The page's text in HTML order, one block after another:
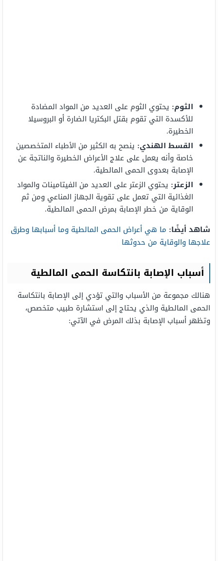
الثوم: يحتوي الثوم على العديد من المواد المضادة
للأكسدة التي تقوم بقتل البكتريا الضارة أو البروسيلا
الخطيرة.
القسط الهندي: ينصح به الكثير من الأطباء المتخصصين
خاصة وأنه يعمل على علاج الأعراض الخطيرة والناتجة عن
الإصابة بعدوى الحمى المالطية.
الزعتر: يحتوي الزعتر على العديد من الفيتامينات والمواد
الغذائية التي تعمل على تقوية الجهاز المناعي ومن ثم
الوقاية من خطر الإصابة بمرض الحمى المالطية.
شاهد أيضًا: ما هي أعراض الحمى المالطية وما أسبابها وطرق
علاجها والوقاية من حدوثها
أسباب الإصابة بانتكاسة الحمى المالطية
هنالك مجموعة من الأسباب والتي تؤدي إلى الإصابة بانتكاسة
الحمى المالطية والذي يحتاج إلى استشارة طبيب متخصص،
وتظهر أسباب الإصابة بذلك المرض في الآتي: